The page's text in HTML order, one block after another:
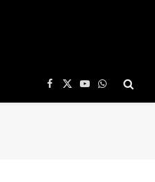
Facebook
X
(Twitter)
YouTube
WhatsApp